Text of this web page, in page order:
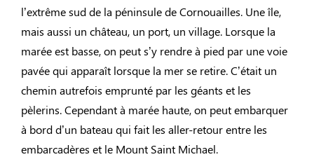
l’extrême sud de la péninsule de Cornouailles. Une île,
mais aussi un château, un port, un village. Lorsque la
marée est basse, on peut s’y rendre à pied par une voie
pavée qui apparaît lorsque la mer se retire. C’était un
chemin autrefois emprunté par les géants et les
pèlerins. Cependant à marée haute, on peut embarquer
à bord d’un bateau qui fait les aller-retour entre les
embarcadères et le Mount Saint Michael.